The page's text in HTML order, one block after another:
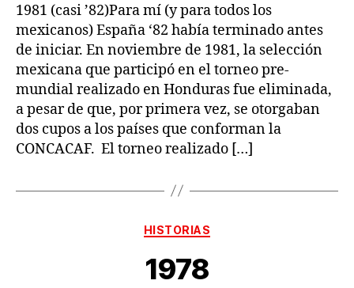
1981 (casi ’82)Para mí (y para todos los
mexicanos) España ‘82 había terminado antes
de iniciar. En noviembre de 1981, la selección
mexicana que participó en el torneo pre-
mundial realizado en Honduras fue eliminada,
a pesar de que, por primera vez, se otorgaban
dos cupos a los países que conforman la
CONCACAF. El torneo realizado […]
Categorías
HISTORIAS
1978